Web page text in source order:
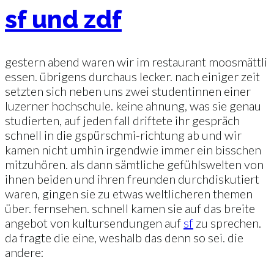
sf und zdf
gestern abend waren wir im restaurant moosmättli
essen. übrigens durchaus lecker. nach einiger zeit
setzten sich neben uns zwei studentinnen einer
luzerner hochschule. keine ahnung, was sie genau
studierten, auf jeden fall driftete ihr gespräch
schnell in die gspürschmi-richtung ab und wir
kamen nicht umhin irgendwie immer ein bisschen
mitzuhören. als dann sämtliche gefühlswelten von
ihnen beiden und ihren freunden durchdiskutiert
waren, gingen sie zu etwas weltlicheren themen
über. fernsehen. schnell kamen sie auf das breite
angebot von kultursendungen auf sf zu sprechen.
da fragte die eine, weshalb das denn so sei. die
andere: